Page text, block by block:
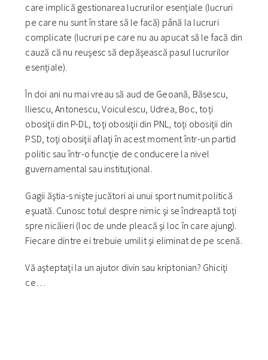
care implică gestionarea lucrurilor esenţiale (lucruri
pe care nu sunt în stare să le facă) până la lucruri
complicate (lucruri pe care nu au apucat să le facă din
cauză că nu reuşesc să depăşească pasul lucrurilor
esenţiale).
În doi ani nu mai vreau să aud de Geoană, Băsescu,
Iliescu, Antonescu, Voiculescu, Udrea, Boc, toți
obosiţii din P-DL, toţi obosiţii din PNL, toţi obosiţii din
PSD, toţi obosiţii aflaţi în acest moment într-un partid
politic sau într-o funcţie de conducere la nivel
guvernamental sau instituţional.
Gagii ăştia-s nişte jucători ai unui sport numit politică
eşuată. Cunosc totul despre nimic şi se îndreaptă toţi
spre nicăieri (loc de unde pleacă şi loc în care ajung).
Fiecare dintre ei trebuie umilit şi eliminat de pe scenă.
Vă aşteptaţi la un ajutor divin sau kriptonian? Ghiciţi
ce…